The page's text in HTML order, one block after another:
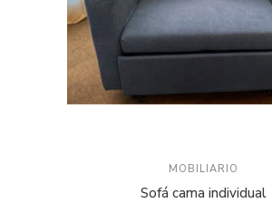
MOBILIARIO
Sofá cama individual